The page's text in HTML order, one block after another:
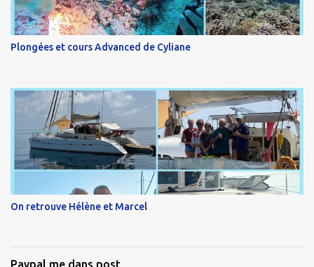
Plongées et cours Advanced de Cyliane
On retrouve Hélène et Marcel
Paypal me dans post